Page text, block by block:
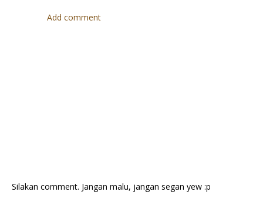
Add comment
Silakan comment. Jangan malu, jangan segan yew :p